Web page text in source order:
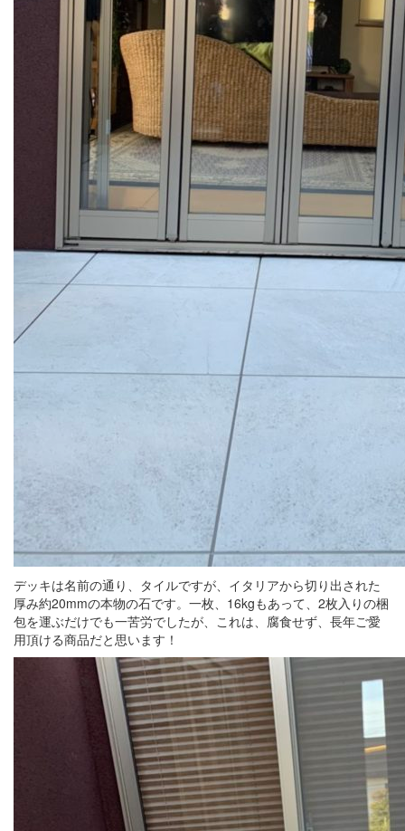
デッキは名前の通り、タイルですが、イタリアから切り出された
厚み約20mmの本物の石です。一枚、16kgもあって、2枚入りの梱
包を運ぶだけでも一苦労でしたが、これは、腐食せず、長年ご愛
用頂ける商品だと思います！